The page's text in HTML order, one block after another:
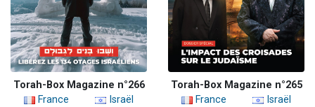
Torah-Box Magazine n°266
France
Israël
Torah-Box Magazine n°265
France
Israël